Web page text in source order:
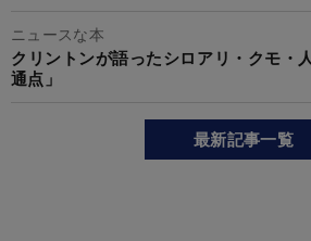
ニュースな本
クリントンが語ったシロアリ・クモ・
通点」
最新記事一覧